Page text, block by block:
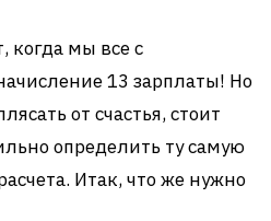
когда мы все с
13 зарплаты! Но
от счастья, стоит
определить ту самую
Итак, что же нужно